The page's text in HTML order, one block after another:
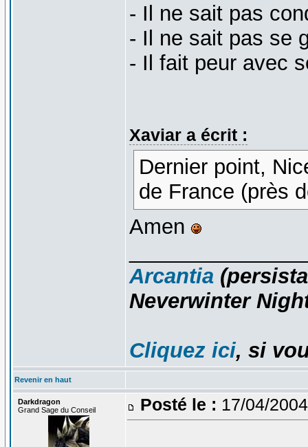
- Il ne sait pas
- Il ne sait pas se
- Il fait peur avec
Xaviar a écrit :
Dernier point,
de France (près
Amen
Arcantia
Neverwinter
Cliquez ici, si
Revenir en haut
Darkdragon
Grand Sage du Conseil
Posté le : 17/04/